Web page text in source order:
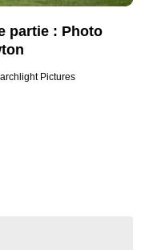
partie : Photo
Pictures